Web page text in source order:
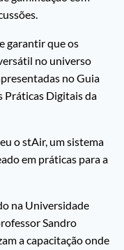
garantir que os
no universo
no Guia
Práticas Digitais da
o stAir, um sistema
em práticas para a
na Universidade
Sandro
a capacitação onde